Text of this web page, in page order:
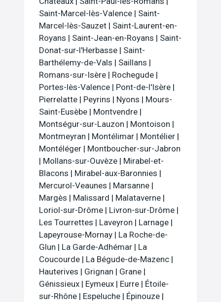
Saint-Marcel-lès-Valence | Saint-
Marcel-lès-Sauzet | Saint-Laurent-en-
Royans | Saint-Jean-en-Royans | Saint-
Donat-sur-l'Herbasse | Saint-
Barthélemy-de-Vals | Saillans |
Romans-sur-Isère | Rochegude |
Portes-lès-Valence | Pont-de-l'Isère |
Pierrelatte | Peyrins | Nyons | Mours-
Saint-Eusèbe | Montvendre |
Montségur-sur-Lauzon | Montoison |
Montmeyran | Montélimar | Montélier |
Montéléger | Montboucher-sur-Jabron
| Mollans-sur-Ouvèze | Mirabel-et-
Blacons | Mirabel-aux-Baronnies |
Mercurol-Veaunes | Marsanne |
Margès | Malissard | Malataverne |
Loriol-sur-Drôme | Livron-sur-Drôme |
Les Tourrettes | Laveyron | Larnage |
Lapeyrouse-Mornay | La Roche-de-
Glun | La Garde-Adhémar | La
Coucourde | La Bégude-de-Mazenc |
Hauterives | Grignan | Grane |
Génissieux | Eymeux | Eurre | Étoile-
sur-Rhône | Espeluche | Épinouze |